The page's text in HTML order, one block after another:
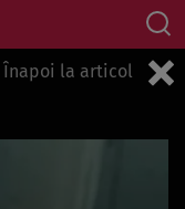
Înapoi la articol